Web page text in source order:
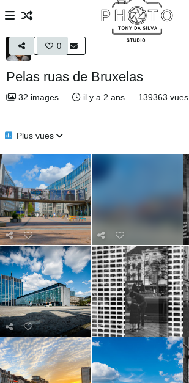
0
Pelas ruas de Bruxelas
32 images — il y a 2 ans — 139363 vues
Plus vues